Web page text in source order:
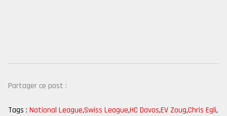
Partager ce post :
Tags : National League,Swiss League,HC Davos,EV Zoug,Chris Egli,